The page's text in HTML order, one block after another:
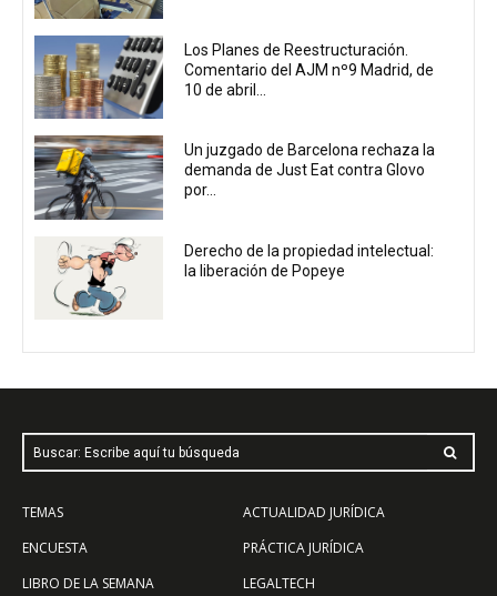
Los Planes de Reestructuración.
Comentario del AJM nº9 Madrid, de
10 de abril...
Un juzgado de Barcelona rechaza la
demanda de Just Eat contra Glovo
por...
Derecho de la propiedad intelectual:
la liberación de Popeye
Buscar: Escribe aquí tu búsqueda
TEMAS
ENCUESTA
LIBRO DE LA SEMANA
ACTUALIDAD JURÍDICA
PRÁCTICA JURÍDICA
LEGALTECH